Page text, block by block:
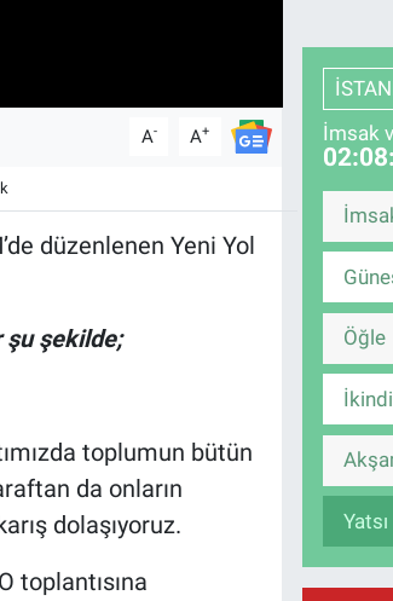
A- A+
düzenlenen Yeni Yol
şu şekilde;
toplumun bütün
da onların
dolaşıyoruz.
toplantısına
İmsak
Öğle
İkindi
Yatsı